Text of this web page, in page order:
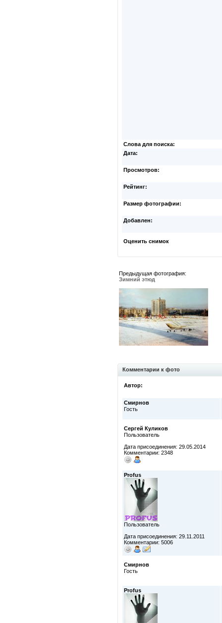
Слова для поиска:
Дата:
Просмотров:
Рейтинг:
Размер фотографии:
Добавлен:
Оценить снимок
Предыдущая фотография:
Зимний этюд
Комментарии к фото
Автор:
Смирнов
Гость
Сергей Куликов
Пользователь
Дата присоединения: 29.05.2014
Комментарии: 2348
Profus
Пользователь
Дата присоединения: 29.11.2011
Комментарии: 5006
Смирнов
Гость
Profus